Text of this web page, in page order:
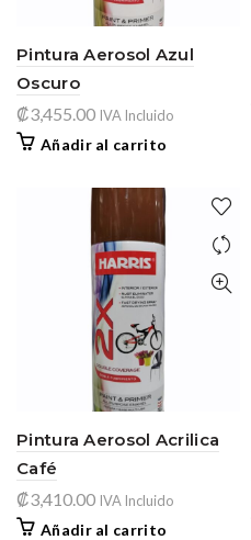
Pintura Aerosol Azul
Oscuro
₡3,455.00 IVA Incluido
Añadir al carrito
Pintura Aerosol Acrilica
Café
₡3,410.00 IVA Incluido
Añadir al carrito